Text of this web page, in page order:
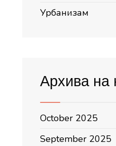
Урбанизам
Архива на
October 2025
September 2025